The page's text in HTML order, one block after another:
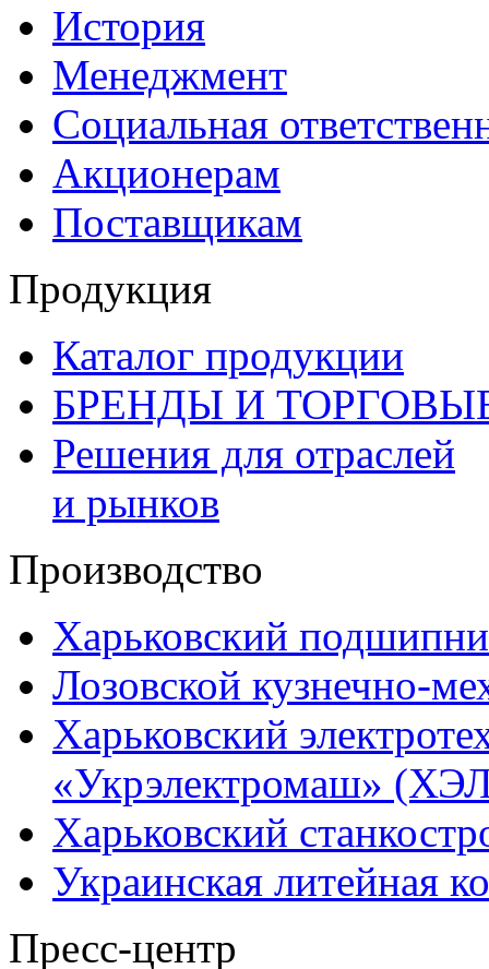
История
Менеджмент
Социальная
Акционерам
Поставщикам
Продукция
Каталог продукции
БРЕНДЫ И
Решения для отраслей
и рынков
Производство
Харьковский
Лозовской кузнечно-
Харьковский
«Укрэлектромаш»
Харьковский
Украинская литейная
Пресс-центр